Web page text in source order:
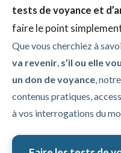
tests de voyance et
faire le point
Que vous cherchiez à
va revenir, s’il ou elle
un don de voyance,
contenus pratiques,
à vos interrogations du